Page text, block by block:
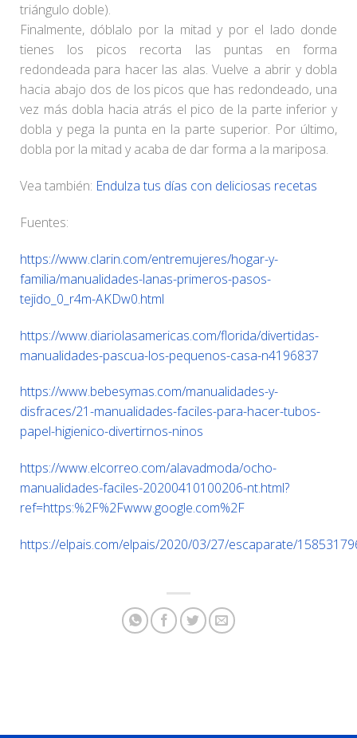
triángulo doble).
Finalmente, dóblalo por la mitad y por el lado donde
tienes los picos recorta las puntas en forma
redondeada para hacer las alas. Vuelve a abrir y dobla
hacia abajo dos de los picos que has redondeado, una
vez más dobla hacia atrás el pico de la parte inferior y
dobla y pega la punta en la parte superior. Por último,
dobla por la mitad y acaba de dar forma a la mariposa.
Vea también: Endulza tus días con deliciosas recetas
Fuentes:
https://www.clarin.com/entremujeres/hogar-y-
familia/manualidades-lanas-primeros-pasos-
tejido_0_r4m-AKDw0.html
https://www.diariolasamericas.com/florida/divertidas-
manualidades-pascua-los-pequenos-casa-n4196837
https://www.bebesymas.com/manualidades-y-
disfraces/21-manualidades-faciles-para-hacer-tubos-
papel-higienico-divertirnos-ninos
https://www.elcorreo.com/alavadmoda/ocho-
manualidades-faciles-20200410100206-nt.html?
ref=https:%2F%2Fwww.google.com%2F
https://elpais.com/elpais/2020/03/27/escaparate/